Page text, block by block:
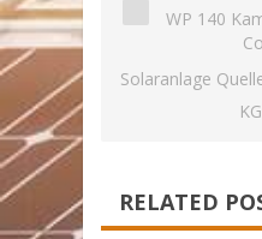
WP 140
Solaranlage
KG
RELATED